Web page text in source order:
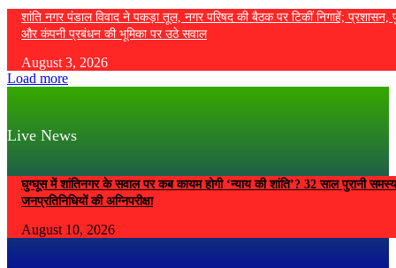
शांति नगर पंडाल विवाद ने पकड़ा तूल, नगर परिषद की बैठक पर टिकीं निगाहें; प्रशासन,
और कंपनी प्रबंधन की भूमिका पर उठे सवाल
August 3, 2026
Load more
Live News
घुग्घूस में शांतिनगर के सवाल पर कब कायम होगी ‘न्याय की शांति’? 32 साल पुरानी
जनप्रतिनिधियों की अग्निपरीक्षा
August 10, 2026